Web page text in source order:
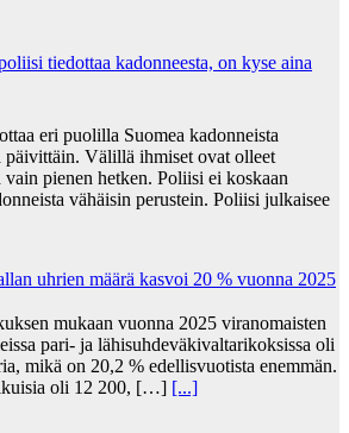
tiedottaa kadonneesta, on kyse aina
eri puolilla Suomea kadonneista
päivittäin. Välillä ihmiset ovat olleet
vain pienen hetken. Poliisi ei koskaan
vähäisin perustein. Poliisi julkaisee
uhrien määrä kasvoi 20 % vuonna 2025
mukaan vuonna 2025 viranomaisten
pari- ja lähisuhdeväkivaltarikoksissa oli
mikä on 20,2 % edellisvuotista enemmän.
oli 12 200, […] [...]